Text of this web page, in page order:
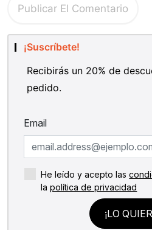
¡Suscríbete!
Recibirás un 20% de
pedido.